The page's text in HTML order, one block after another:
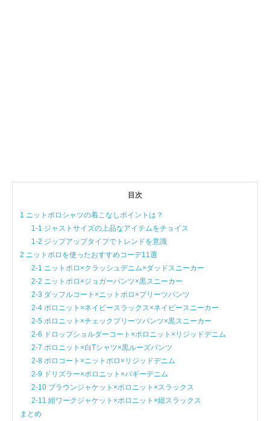
目次
1 ニットポロシャツの着こなしポイントは？
1-1 ジャストサイズの上品なアイテムをチョイス
1-2 ジップアップタイプでトレンドを意識
2 ニットポロを使ったおすすめコーデ11選
2-1 ニットポロ×クラッシュデニム×ダッドスニーカー
2-2 ニットポロ×ジョガーパンツ×黒スニーカー
2-3 ダッフルコート×ニットポロ×プリーツパンツ
2-4 ポロニット×ネイビースラックス×ネイビースニーカー
2-5 ポロニット×チェックプリーツパンツ×黒スニーカー
2-6 ドロップショルダーコート×ポロニット×リジッドデニム
2-7 ポロニット×白Tシャツ×黒ルーズパンツ
2-8 ポロコート×ニットポロ×リジッドデニム
2-9 ドリズラー×ポロニット×バギーデニム
2-10 ブラウンジャケット×ポロニット×スラックス
2-11 紺ワークジャケット×ポロニット×紺スラックス
まとめ